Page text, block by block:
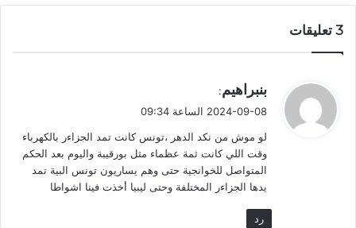
‫3 تعليقات
ق
ل
بنبراهيم:
2024-09-08 الساعة 09:34
لو موش من نكد الدهر ،تونس كانت تمد الجزاءر بالكهرباء
وقت اللي كانت ثمة عظماء مثل بورقيبة واليوم بعد الحكم
المتواصل للخوانجية حتى وهم يساريون تونس البية تمد
يدها الجزاءر المختلفة وحتى ليبيا أخذت فينا اشواطا
رد